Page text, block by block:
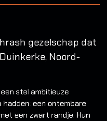
gezelschap dat
Noord-
stel ambitieuze
hadden: een ontembare
een zwart randje. Hun